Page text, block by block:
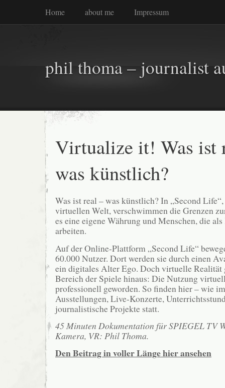
Home about me Impressum
phil thoma – journalist
Virtualize it! Was ist
was künstlich?
Was ist real – was künstlich? In „Second
virtuellen Welt, verschwimmen die Grenzen
es eine eigene Währung und Menschen, die
arbeiten.
Auf der Online-Plattform „Second Life“
60.000 Nutzer. Dort werden sie durch einen
ein digitales Alter Ego. Doch virtuelle Realität
Bereich der Spiele hinaus: Die Nutzung
professionell geworden. So finden hier – wie
Ausstellungen, Live-Konzerte,
journalistische Projekte statt.
45 Minuten Dokumentation für SPIEGEL TV
Kamera, VR: Phil Thoma.
Den Beitrag in voller Länge hier ansehen